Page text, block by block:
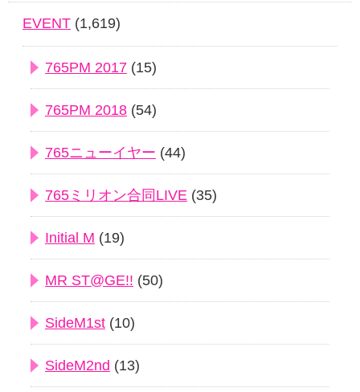
EVENT (1,619)
765PM 2017 (15)
765PM 2018 (54)
765ニューイヤー (44)
765ミリオン合同LIVE (35)
Initial M (19)
MR ST@GE!! (50)
SideM1st (10)
SideM2nd (13)